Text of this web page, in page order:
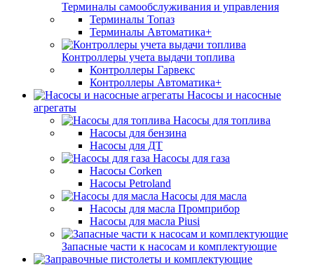
Терминалы самообслуживания и управления
Терминалы Топаз
Терминалы Автоматика+
Контроллеры учета выдачи топлива
Контроллеры Гарвекс
Контроллеры Автоматика+
Насосы и насосные
агрегаты
Насосы для топлива
Насосы для бензина
Насосы для ДТ
Насосы для газа
Насосы Corken
Насосы Petroland
Насосы для масла
Насосы для масла Промприбор
Насосы для масла Piusi
Запасные части к насосам и комплектующие